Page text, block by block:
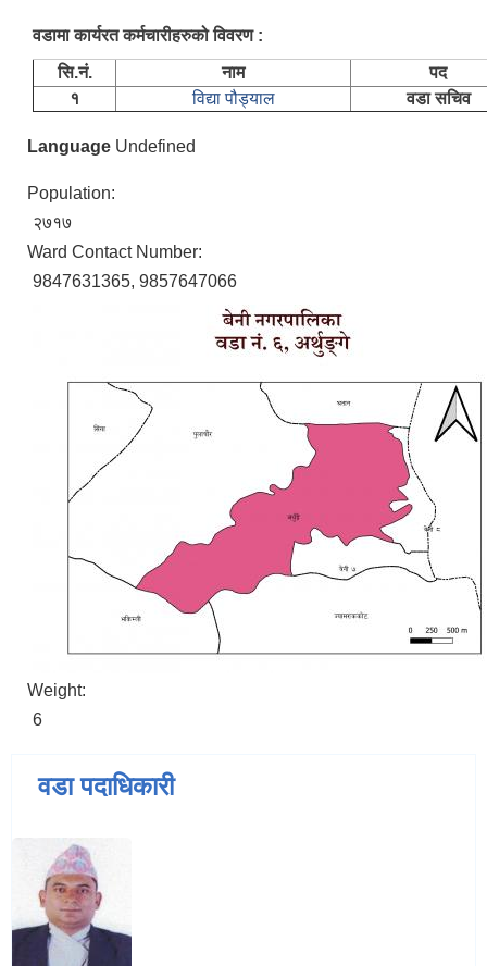
वडामा कार्यरत कर्मचारीहरुको विवरण :
सि.नं.
नाम
पद
१
विद्या पौड्याल वडा सचिव
Language Undefined
Population:
२७१७
Ward Contact Number:
9847631365, 9857647066
Weight:
6
वडा पदाधिकारी